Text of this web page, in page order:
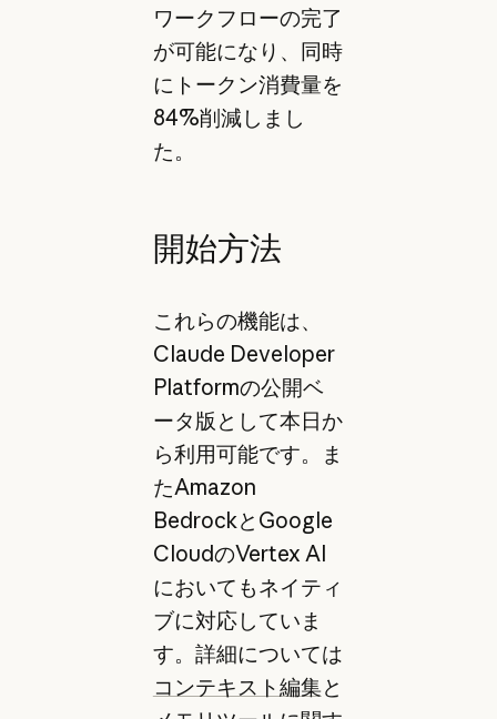
ワークフローの完了
が可能になり、同時
にトークン消費量を
84%削減しまし
た。
開始方法
これらの機能は、
Claude Developer
Platformの公開ベ
ータ版として本日か
ら利用可能です。ま
たAmazon
BedrockとGoogle
CloudのVertex AI
においてもネイティ
ブに対応していま
す。詳細については
コンテキスト編集と